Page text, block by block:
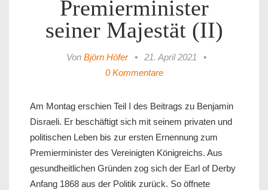
Premierminister
seiner Majestät (II)
Von Björn Höfer • 21. April 2021
•
0 Kommentare
Am Montag erschien Teil I des Beitrags zu Benjamin
Disraeli. Er beschäftigt sich mit seinem privaten und
politischen Leben bis zur ersten Ernennung zum
Premierminister des Vereinigten Königreichs. Aus
gesundheitlichen Gründen zog sich der Earl of Derby
Anfang 1868 aus der Politik zurück. So öffnete